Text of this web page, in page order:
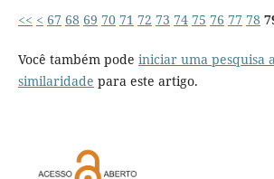
<< < 67 68 69 70 71 72 73 74 75 76 77 78
Você também pode iniciar uma pesquisa
similaridade para este artigo.